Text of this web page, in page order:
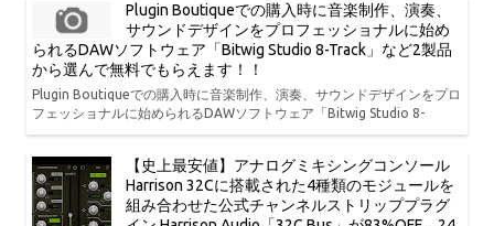
Plugin Boutiqueでの購入時に音楽制作、演奏、
サウンドデザインをプロフェッショナルに始め
られるDAWソフトウェア「Bitwig Studio 8-Track」など2製品
から選んで無料でもらえます！！
Plugin Boutiqueでの購入時に音楽制作、演奏、サウンドデザインをプロ
フェッショナルに始められるDAWソフトウェア「Bitwig Studio 8-
【史上最安値】アナログミキシングコンソール
Harrison 32Cに搭載された4種類のモジュールを
組み合わせた公式チャンネルストリッププラグ